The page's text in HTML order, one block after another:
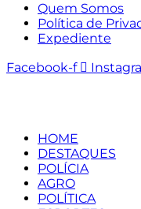
Quem Somos
Política de
Expediente
Facebook-f
HOME
DESTAQUES
POLÍCIA
AGRO
POLÍTICA